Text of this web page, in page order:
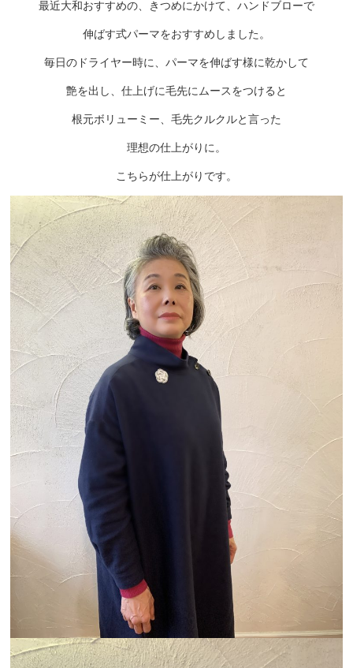
最近大和おすすめの、きつめにかけて、ハンドブローで
伸ばす式パーマをおすすめしました。
毎日のドライヤー時に、パーマを伸ばす様に乾かして
艶を出し、仕上げに毛先にムースをつけると
根元ボリューミー、毛先クルクルと言った
理想の仕上がりに。
こちらが仕上がりです。